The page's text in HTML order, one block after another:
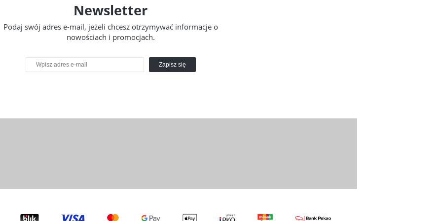
Newsletter
Podaj swój adres e-mail, jeżeli chcesz otrzymywać informacje o
nowościach i promocjach.
Zapisz się